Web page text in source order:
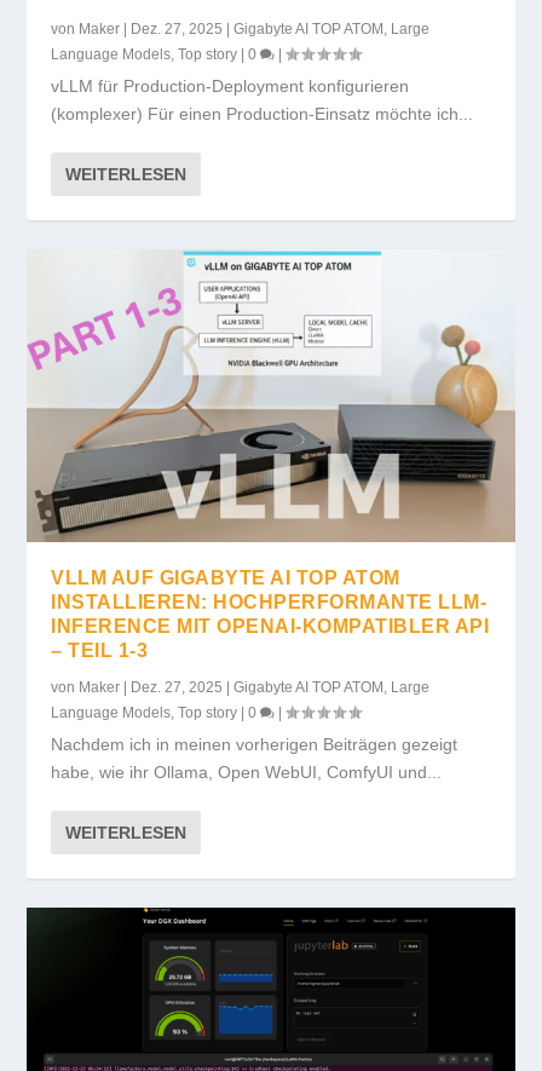
von Maker Dez. 27, 2025 |Gigabyte AI TOP ATOM , Large
Language Models,Top story |0 |
vLLM für Production-Deployment konfigurieren
(komplexer) Für einen Production-Einsatz möchte ich...
WEITERLESEN
VLLM AUF GIGABYTE AI TOP ATOM
INSTALLIEREN: HOCHPERFORMANTE LLM-
INFERENCE MIT OPENAI-KOMPATIBLER API
– TEIL 1-3
von Maker | Dez. 27, 2025 |Gigabyte AI TOP ATOM Large
Language Models ,Top story |0 |
Nachdem ich in meinen vorherigen Beiträgen gezeigt
habe, wie ihr Ollama, Open WebUI, ComfyUI und...
WEITERLESEN